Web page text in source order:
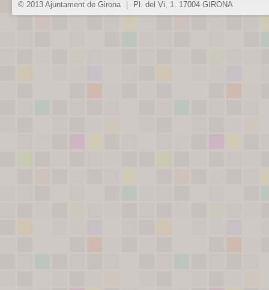
© 2013 Ajuntament de Girona Pl. del Vi, 1. 17004 GIRONA